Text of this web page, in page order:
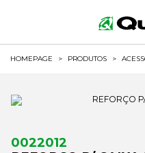
HOMEPAGE > PRODUTOS >
0022012